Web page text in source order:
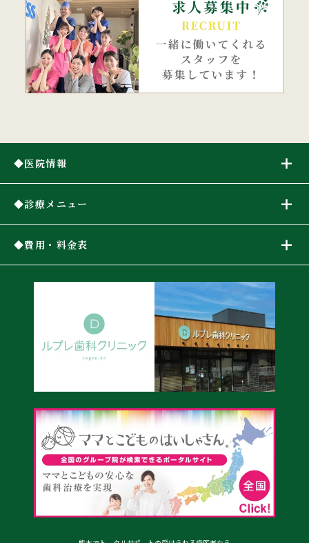
医院情報
診療メニュー
費用・料金表